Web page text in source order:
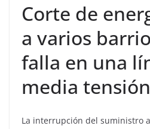
Corte de
a varios
falla en una
media tensión
La interrupción del suministro